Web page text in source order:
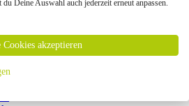
du Deine Auswahl auch jederzeit erneut anpassen.
akzeptieren